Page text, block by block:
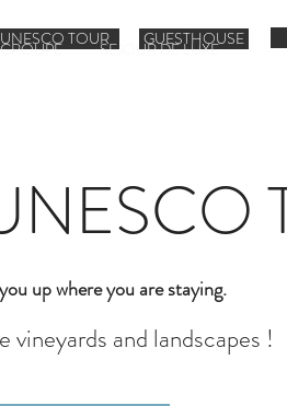
GROUPE SEJOUR DE LUXE
TOUR GUESTHOUSE
up where you are staying.
and landscapes !